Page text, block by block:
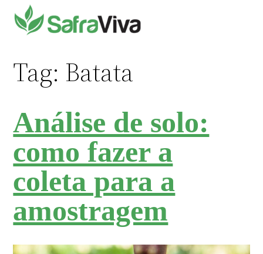
para
Tag: Batata
Análise de solo:
como fazer a
coleta para a
amostragem